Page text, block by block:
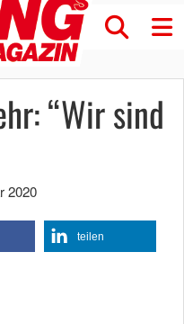
“Wir sind
2020
teilen